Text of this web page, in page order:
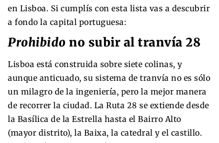
en Lisboa. Si cumplís con esta lista vas a descubrir
a fondo la capital portuguesa:
Prohibido no subir al tranvía 28
Lisboa está construida sobre siete colinas, y
aunque anticuado, su sistema de tranvía no es sólo
un milagro de la ingeniería, pero la mejor manera
de recorrer la ciudad. La Ruta 28 se extiende desde
la Basílica de la Estrella hasta el Bairro Alto
(mayor distrito), la Baixa, la catedral y el castillo.